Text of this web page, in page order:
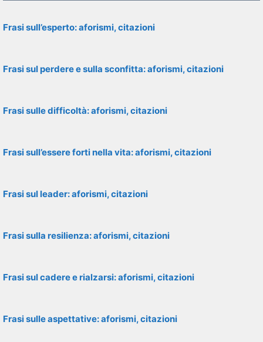
Frasi sull’esperto: aforismi, citazioni
Frasi sul perdere e sulla sconfitta: aforismi, citazioni
Frasi sulle difficoltà: aforismi, citazioni
Frasi sull’essere forti nella vita: aforismi, citazioni
Frasi sul leader: aforismi, citazioni
Frasi sulla resilienza: aforismi, citazioni
Frasi sul cadere e rialzarsi: aforismi, citazioni
Frasi sulle aspettative: aforismi, citazioni